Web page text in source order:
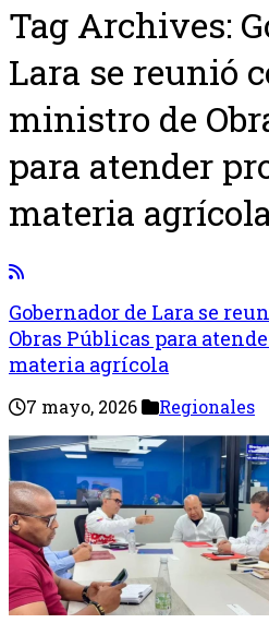
Tag Archives:
Lara se reunió
ministro de
para atender
materia
Gobernador de Lara se
Obras Públicas para
materia agrícola
7 mayo, 2026 Regionales